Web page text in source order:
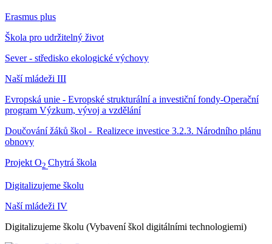
Erasmus plus
Škola pro udržitelný život
Sever - středisko ekologické výchovy
Naší mládeži III
Evropská unie - Evropské strukturální a investiční fondy-Operační
program Výzkum, vývoj a vzdělání
Doučování žáků škol - Realizece investice 3.2.3. Národního plánu
obnovy
Projekt O2 Chytrá škola
Digitalizujeme školu
Naší mládeži IV
Digitalizujeme školu (Vybavení škol digitálními technologiemi)